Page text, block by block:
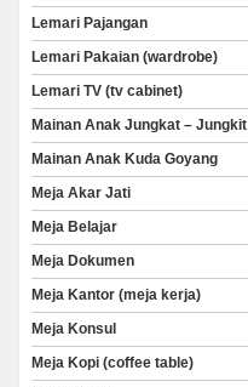
Lemari Pajangan
Lemari Pakaian (wardrobe)
Lemari TV (tv cabinet)
Mainan Anak Jungkat – Jungkit
Mainan Anak Kuda Goyang
Meja Akar Jati
Meja Belajar
Meja Dokumen
Meja Kantor (meja kerja)
Meja Konsul
Meja Kopi (coffee table)